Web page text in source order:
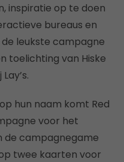
inspiratie op te doen
bureaus en
leukste campagne
toelichting van Hiske
hun naam komt Red
voor het
de campagnegame
twee kaarten voor